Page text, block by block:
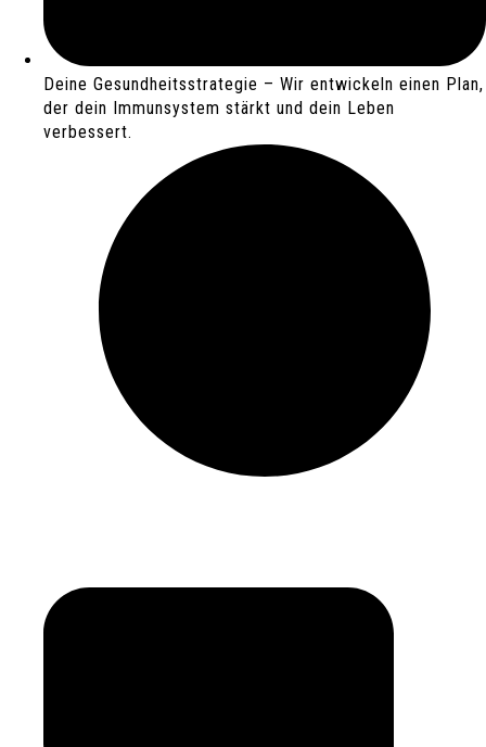
Deine Gesundheitsstrategie – Wir entwickeln einen Plan,
der dein Immunsystem stärkt und dein Leben
verbessert.